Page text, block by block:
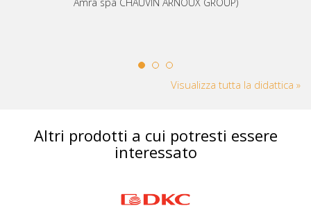
Amra spa CHAUVIN ARNOUX GROUP)
Visualizza tutta la didattica »
Altri prodotti a cui potresti essere
interessato